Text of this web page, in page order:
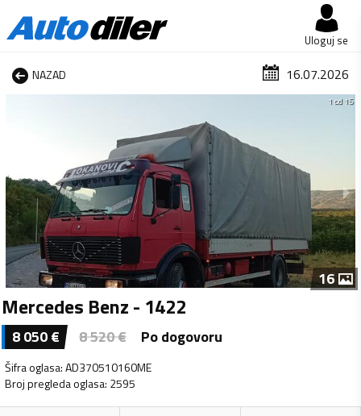
Uloguj se
NAZAD 16.07.2026
1 od 15
16
Mercedes Benz - 1422
8 050€ 8 520€ Po dogovoru
Šifra oglasa:AD370510160ME
Broj pregleda oglasa: 2595